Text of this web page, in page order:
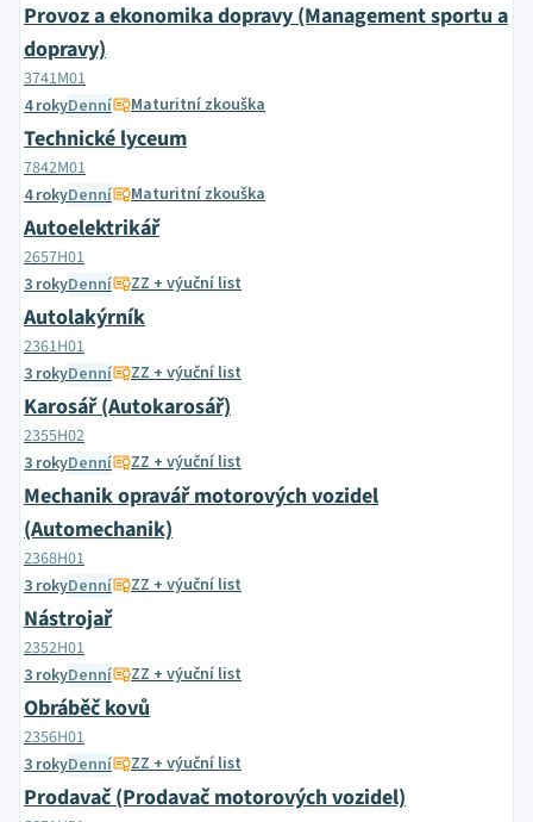
Provoz a ekonomika dopravy (Management sportu a
dopravy)
3741M01
4 rokyDenní Maturitní zkouška
Technické lyceum
7842M01
4 rokyDenní Maturitní zkouška
Autoelektrikář
2657H01
3 rokyDenní ZZ + výuční list
Autolakýrník
2361H01
3 rokyDenní ZZ + výuční list
Karosář (Autokarosář)
2355H02
3 rokyDenní ZZ + výuční list
Mechanik opravář motorových vozidel
(Automechanik)
2368H01
3 rokyDenní ZZ + výuční list
Nástrojař
2352H01
3 rokyDenní ZZ + výuční list
Obráběč kovů
2356H01
3 rokyDenní ZZ + výuční list
Prodavač (Prodavač motorových vozidel)